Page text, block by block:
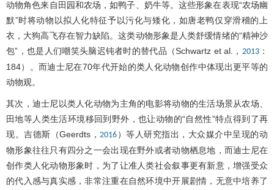
动物角色来自田园和农场，如鸭子、奶牛等。这些形象在表现“农场幽
默”时将动物以拟人化特征予以污化与矮化，如唐老鸭仅穿滑稽的上
衣，大狗高飞存在智力缺陷。这类动物形象是人类舒缓情绪的“精神沙
包”，也是人们嘲笑头脑迟钝者时的替代品（Schwartz et al.， 2013：
184）。而迪士尼在70年代开始的类人化动物创作中体现出更平等的
动物观。
其次，迪士尼以类人化动物为主角的电影将动物的生活场景从农场、
田地等人类生活环境移回到野外，也让动物的“自然性”特点得到了再
现。吉德斯（Geerdts， 2016 ）等人研究指出，大众媒介中呈现的动
物形象往往只有四分之一会出现在野外或者动物栖息地，而迪士尼在
创作类人化动物形象时，为了让准人类社会叙事更有新意，增强受众
的代入感与真实感，非常注重在自然环境中开展剧情，无意中培养了